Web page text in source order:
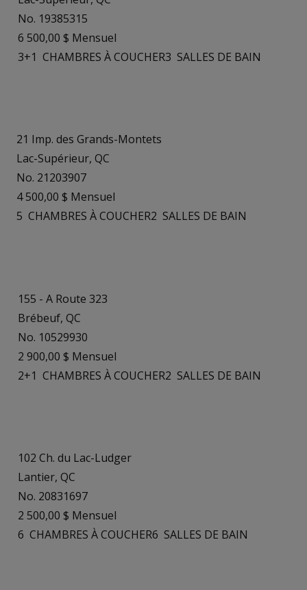
No. 19385315
6 500,00 $ Mensuel
3+1 CHAMBRES À COUCHER3 SALLES DE BAIN
21 Imp. des Grands-Montets
Lac-Supérieur, QC
No. 21203907
4 500,00 $ Mensuel
5 CHAMBRES À COUCHER2 SALLES DE BAIN
155 - A Route 323
Brébeuf, QC
No. 10529930
2 900,00 $ Mensuel
2+1 CHAMBRES À COUCHER2 SALLES DE BAIN
102 Ch. du Lac-Ludger
Lantier, QC
No. 20831697
2 500,00 $ Mensuel
6 CHAMBRES À COUCHER6 SALLES DE BAIN